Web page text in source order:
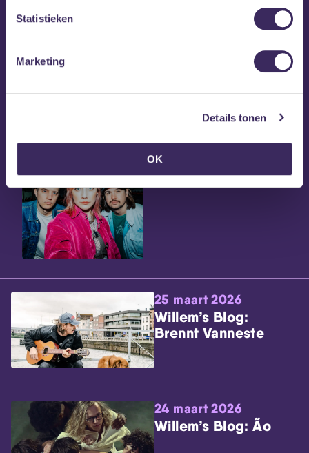
Statistieken
Marketing
Details tonen
OK
26 maart 2026
Willem’s Blog: High
Hi
25 maart 2026
Willem’s Blog:
Brennt Vanneste
24 maart 2026
Willem’s Blog: Ão